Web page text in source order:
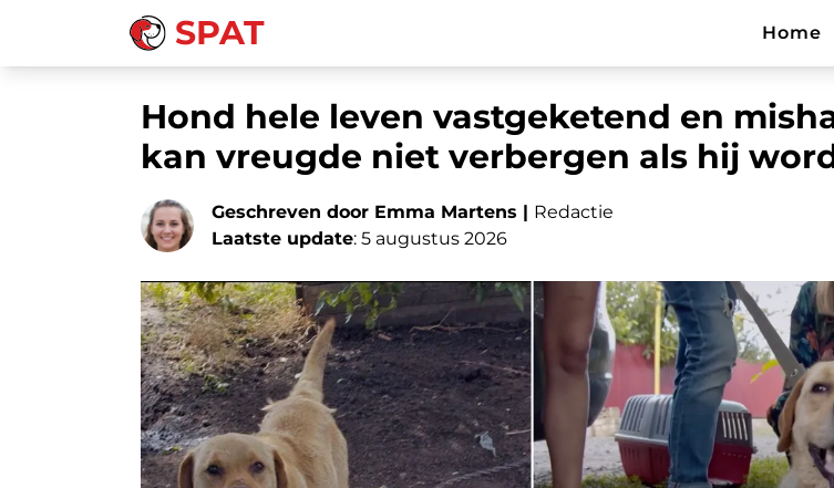
SPAT Home
Hond hele leven vastgeketend en
kan vreugde niet verbergen als hij
Geschreven door Emma Martens | Redactie
Laatste update: 5 augustus 2026